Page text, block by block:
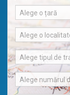
Alege o țară
Alege o
Alege tipul de
Alege numărul